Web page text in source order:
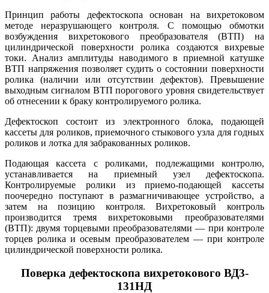
Принцип работы дефектоскопа основан на вихретоковом
методе неразрушающего контроля. С помощью обмотки
возбуждения вихретокового преобразователя (ВТП) на
цилиндрической поверхности ролика создаются вихревые
токи. Анализ амплитуды наводимого в приемной катушке
ВТП напряжения позволяет судить о состоянии поверхности
ролика (наличии или отсутствии дефектов). Превышение
выходным сигналом ВТП порогового уровня свидетельствует
об отнесении к браку контролируемого ролика.
Дефектоскоп состоит из электронного блока, подающей
кассеты для роликов, приемочного стыкового узла для годных
роликов и лотка для забракованных роликов.
Подающая кассета с роликами, подлежащими контролю,
устанавливается на приемный узел дефектоскопа.
Контролируемые ролики из приемо-подающей кассеты
поочередно поступают в размагничивающее устройство, а
затем на позицию контроля. Вихретоковый контроль
производится тремя вихретоковыми преобразователями
(ВТП): двумя торцевыми преобразователями — при контроле
торцев ролика и осевым преобразователем — при контроле
цилиндрической поверхности ролика.
Поверка дефектоскопа вихретокового ВД3-
131НД